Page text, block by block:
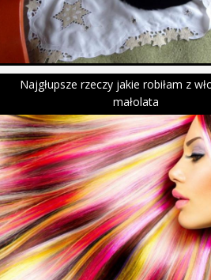
Najgłupsze rzeczy jakie robiłam z
małolata